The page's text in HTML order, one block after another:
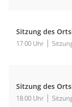
Sitzung des
17:00 Uhr
Sitzung des
18:00 Uhr